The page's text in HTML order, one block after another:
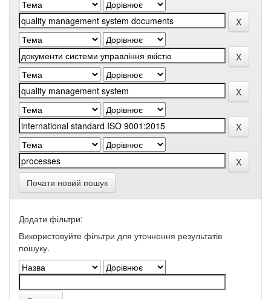
Почати новий пошук
Додати фільтри:
Використовуйте фільтри для уточнення результатів
пошуку.